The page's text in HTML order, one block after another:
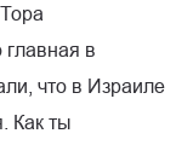
главная в
что в Израиле
Как ты